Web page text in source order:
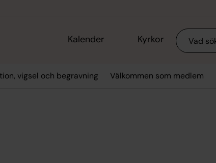
Kalender Kyrkor Sök
vigsel och begravning Välkommen som medlem